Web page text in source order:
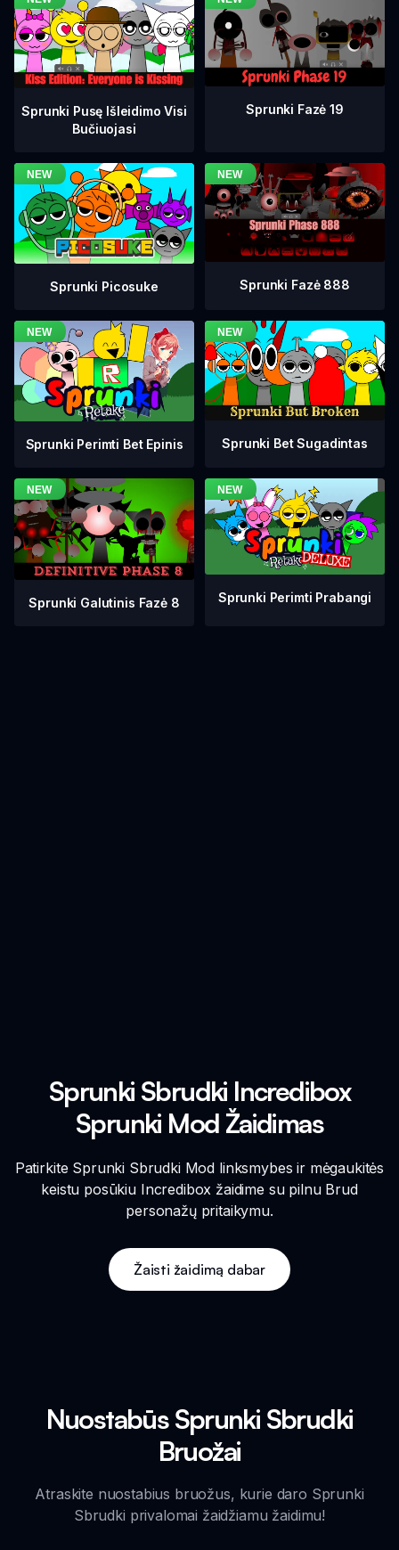
Sprunki Pusę Išleidimo Visi
Bučiuojasi
Sprunki Fazė 19
Sprunki Picosuke Sprunki Fazė 888
Sprunki Perimti Bet Epinis Sprunki Bet Sugadintas
Sprunki Galutinis Fazė 8 Sprunki Perimti Prabangi
Sprunki Sbrudki Incredibox
Sprunki Mod Žaidimas
Patirkite Sprunki Sbrudki Mod linksmybes ir mėgaukitės
keistu posūkiu Incredibox žaidime su pilnu Brud
personažų pritaikymu.
Žaisti žaidimą dabar
Nuostabūs Sprunki Sbrudki
Bruožai
Atraskite nuostabius bruožus, kurie daro Sprunki
Sbrudki privalomai žaidžiamu žaidimu!